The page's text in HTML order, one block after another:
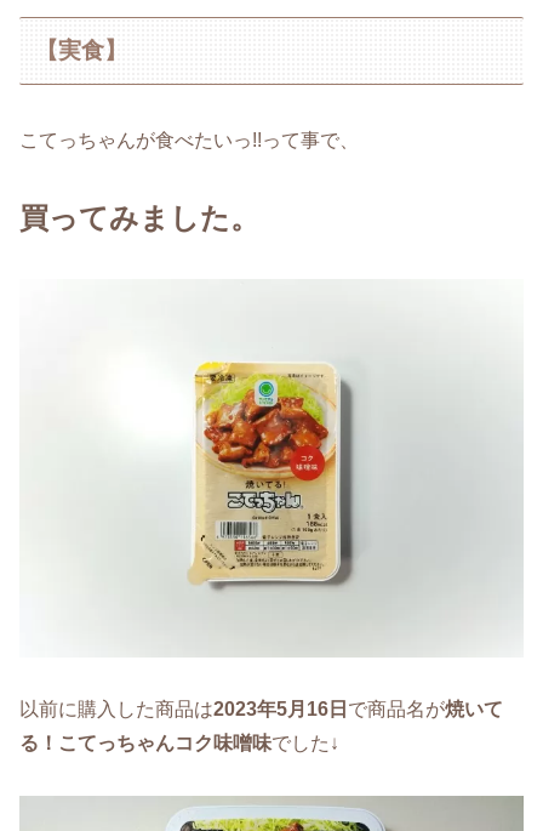
【実食】
こてっちゃんが食べたいっ!!って事で、
買ってみました。
以前に購入した商品は2023年5月16日 で商品名が焼いて
る！こてっちゃんコク味噌味でした↓